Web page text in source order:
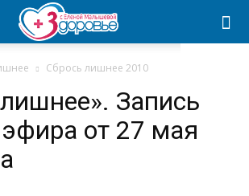
Сбрось лишнее 2010
Запись
от 27 мая